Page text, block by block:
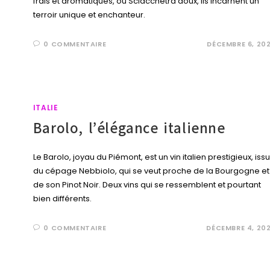
terroir unique et enchanteur.
0 COMMENTAIRE DÉCEMBRE 6,
ITALIE
Barolo, l’élégance italienne
Le Barolo, joyau du Piémont, est un vin italien prestigieux, issu
du cépage Nebbiolo, qui se veut proche de la Bourgogne et
de son Pinot Noir. Deux vins qui se ressemblent et pourtant
bien différents.
0 COMMENTAIRE DÉCEMBRE 4,